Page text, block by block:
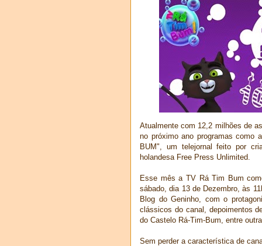
Atualmente com 12,2 milhões de
no próximo ano programas como
BUM", um telejornal feito por
holandesa Free Press Unlimited.
Esse mês a TV Rá Tim Bum
sábado, dia 13 de Dezembro, às
Blog do Geninho, com o
clássicos do canal, depoimentos
do Castelo Rá-Tim-Bum, entre
Sem perder a característica de